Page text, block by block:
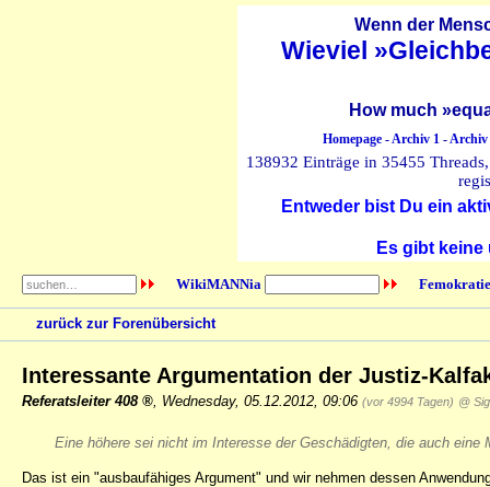
Wenn der
Wieviel
How much
Homepage-Archiv 1-Archiv
138932 Einträge in 35455
Entweder bist Du ein
Es gibt
WikiMANNia
zurück zur Forenübersicht
Interessante Argumentation der Justiz-
Referatsleiter 408 Wednesday, 05.12.2012, 09:06 (vor 4994 Tagen) @
Eine höhere sei nicht im Interesse der Geschädigten, die auch
Das ist ein "ausbaufähiges Argument" und wir nehmen dessen